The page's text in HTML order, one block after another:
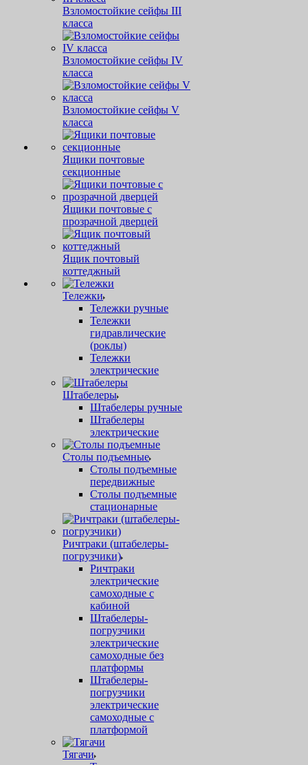
Взломостойкие сейфы III
класса
Взломостойкие сейфы IV
класса
Взломостойкие сейфы V
класса
Ящики почтовые
секционные
Ящики почтовые с
прозрачной дверцей
Ящик почтовый
коттеджный
Тележки
Тележки ручные
Тележки
гидравлические
(роклы)
Тележки
электрические
Штабелеры
Штабелеры ручные
Штабелеры
электрические
Столы подъемные
Столы подъемные
передвижные
Столы подъемные
стационарные
Ричтраки (штабелеры-
погрузчики)
Ричтраки
электрические
самоходные с
кабиной
Штабелеры-
погрузчики
электрические
самоходные без
платформы
Штабелеры-
погрузчики
электрические
самоходные с
платформой
Тягачи